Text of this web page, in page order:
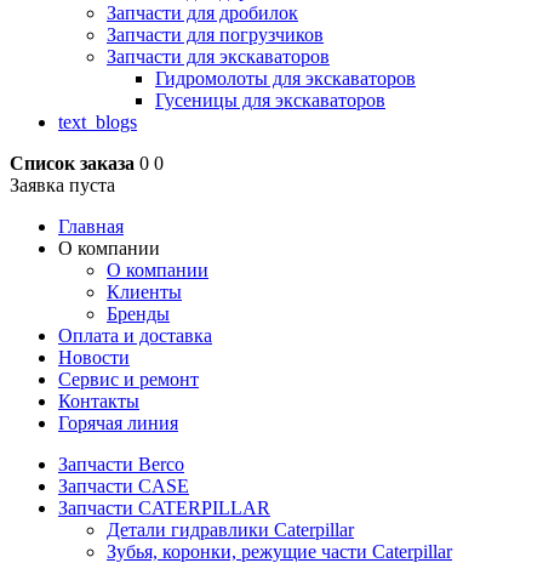
Запчасти для дробилок
Запчасти для погрузчиков
Запчасти для экскаваторов
Гидромолоты для экскаваторов
Гусеницы для экскаваторов
text_blogs
Список заказа 0 0
Заявка пуста
Главная
О компании
О компании
Клиенты
Бренды
Оплата и доставка
Новости
Сервис и ремонт
Контакты
Горячая линия
Запчасти Berco
Запчасти CASE
Запчасти CATERPILLAR
Детали гидравлики Caterpillar
Зубья, коронки, режущие части Caterpillar